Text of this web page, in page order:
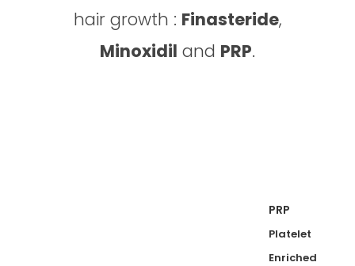
hair growth : Finasteride,
Minoxidil and PRP.
PRP
Platelet
Enriched